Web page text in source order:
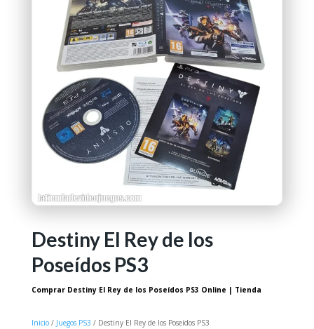
Destiny El Rey de los
Poseídos PS3
Comprar Destiny El Rey de los Poseídos PS3 Online | Tienda
Inicio/ Juegos PS3 / Destiny El Rey de los Poseídos PS3